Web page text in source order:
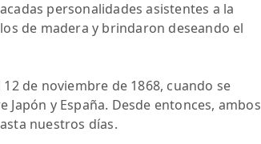
personalidades asistentes a la
de madera y brindaron deseando el
de noviembre de 1868, cuando se
y España. Desde entonces, ambos
nuestros días.